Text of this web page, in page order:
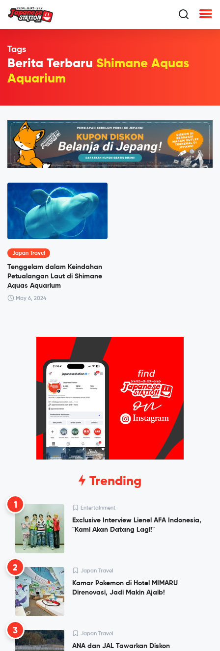
Tags
Berita Terbaru Shimane Aquas
Aquarium
Japan Travel
Tenggelam dalam Keindahan
Petualangan Laut di Shimane
Aquas Aquarium
May 6, 2024
Trending
1 Entertainment
Exclusive Interview Lienel AFA Indonesia,
"Kami Akan Datang Lagi!"
2 Japan Travel
Kamar Pokemon di Hotel MIMARU
Direnovasi, Jadi Makin Ajaib!
3 Japan Travel
ANA dan JAL Tawarkan Diskon